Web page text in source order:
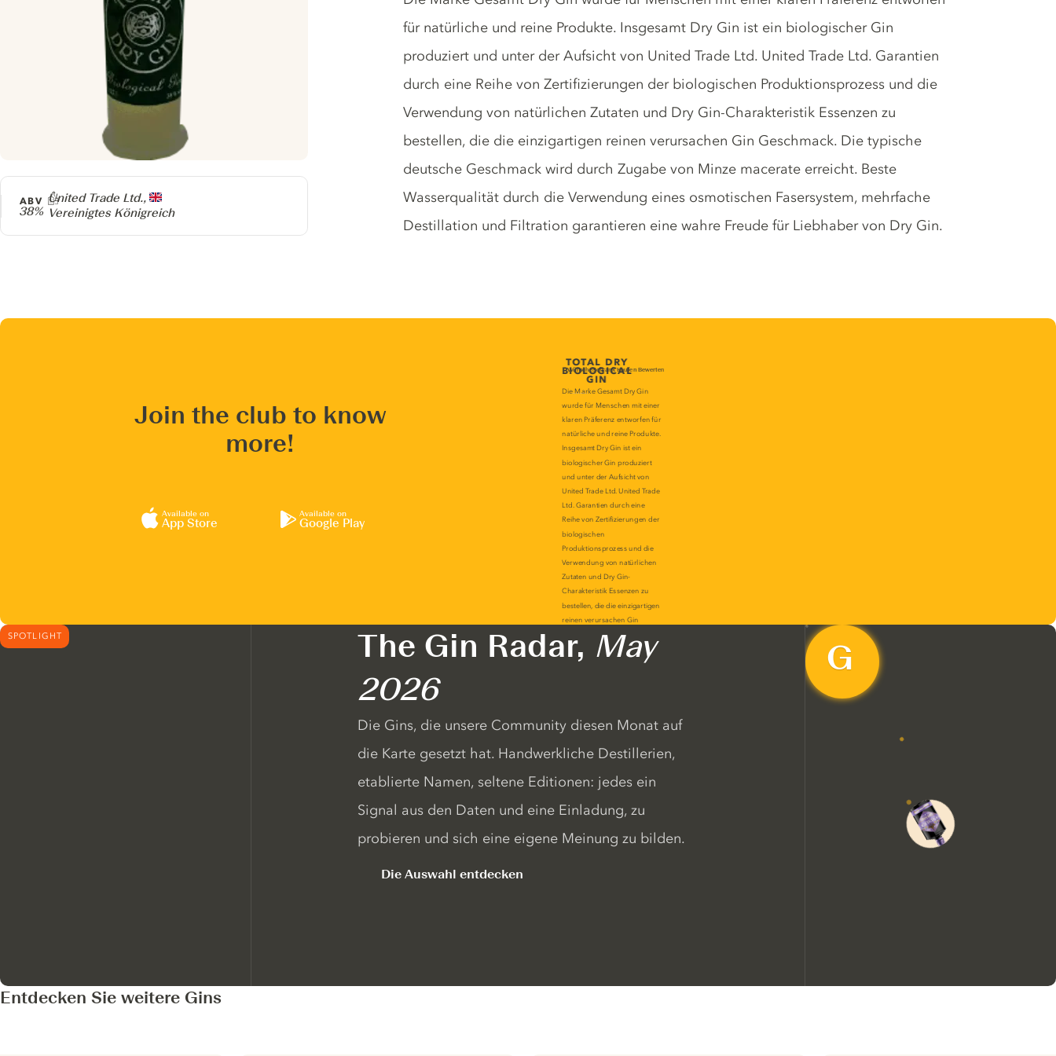
Producer
United Trade Ltd.,
Vereinigtes Königreich
ABV
38%
für natürliche und reine Produkte. Insgesamt Dry Gin ist ein biologischer Gin
produziert und unter der Aufsicht von United Trade Ltd. United Trade Ltd. Garantien
durch eine Reihe von Zertifizierungen der biologischen Produktionsprozess und die
Verwendung von natürlichen Zutaten und Dry Gin-Charakteristik Essenzen zu
bestellen, die die einzigartigen reinen verursachen Gin Geschmack. Die typische
deutsche Geschmack wird durch Zugabe von Minze macerate erreicht. Beste
Wasserqualität durch die Verwendung eines osmotischen Fasersystem, mehrfache
Destillation und Filtration garantieren eine wahre Freude für Liebhaber von Dry Gin.
Join the club to know
more!
Available on
App Store
Available on
Google Play
SPOTLIGHT The Gin Radar, May
2026
Die Gins, die unsere Community diesen Monat auf
die Karte gesetzt hat. Handwerkliche Destillerien,
etablierte Namen, seltene Editionen: jedes ein
Signal aus den Daten und eine Einladung, zu
probieren und sich eine eigene Meinung zu bilden.
Die Auswahl entdecken
Entdecken Sie weitere Gins